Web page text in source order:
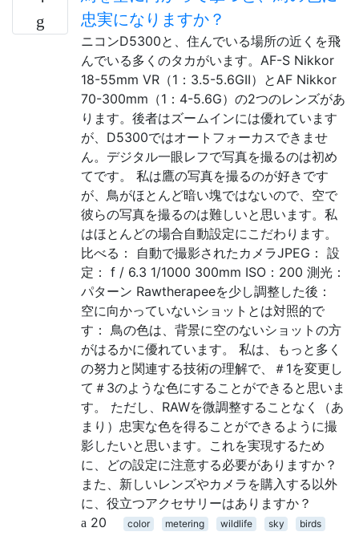
忠実になりますか？
ニコンD5300と、住んでいる場所の近くを飛
んでいる多くのタカがいます。AF-S Nikkor
18-55mm VR（1：3.5-5.6GII）とAF Nikkor
70-300mm（1：4-5.6G）の2つのレンズがあ
ります。後者はズームインには優れています
が、D5300ではオートフォーカスできませ
ん。デジタル一眼レフで写真を撮るのは初め
てです。 私は鷹の写真を撮るのが好きです
が、鳥がほとんど暗い塊ではないので、空で
彼らの写真を撮るのは難しいと思います。私
はほとんどの場合自動設定にこだわります。
比べる： 自動で撮影されたカメラJPEG： 設
定： f / 6.3 1/1000 300mm ISO：200 測光：
パターン Rawtherapeeを少し調整した後：
空に向かっていないショットとは対照的で
す： 鳥の色は、背景に空のないショットの方
がはるかに優れています。 私は、もっと多く
の努力と関連する技術の理解で、＃1を変更し
て＃3のような色にすることができると思いま
す。 ただし、RAWを微調整することなく（あ
まり）忠実な色を得ることができるように撮
影したいと思います。これを実現するため
に、どの設定に注意する必要がありますか？
また、新しいレンズやカメラを購入する以外
に、役立つアクセサリーはありますか？
20
color metering wildlife sky birds